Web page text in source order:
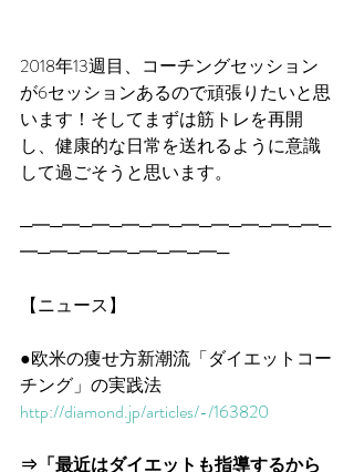
2018年13週目、コーチングセッション
が6セッションあるので頑張りたいと思
います！そしてまずは筋トレを再開
し、健康的な日常を送れるように意識
して過ごそうと思います。
─━─━─━─━─━─━─━─━─━─━─
━─━─━─━─━─━─━─
【ニュース】
●欧米の痩せ方新潮流「ダイエットコー
チング」の実践法
http://diamond.jp/articles/-/163820
⇒「最近はダイエットも指導するから